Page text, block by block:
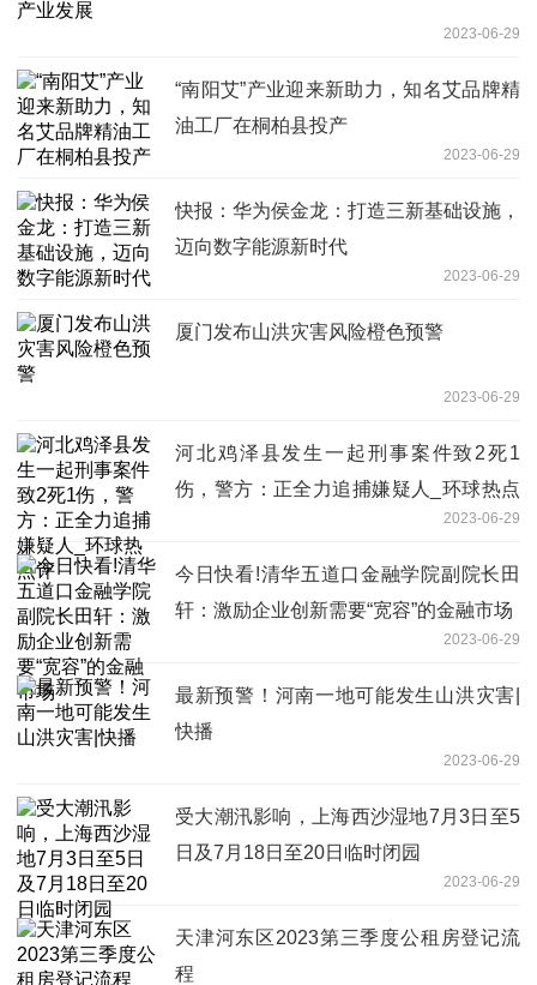
2023-06-29
“南阳艾”产业迎来新助力，知名艾品牌精
油工厂在桐柏县投产
2023-06-29
快报：华为侯金龙：打造三新基础设施，
迈向数字能源新时代
2023-06-29
厦门发布山洪灾害风险橙色预警
2023-06-29
河北鸡泽县发生一起刑事案件致2死1
伤，警方：正全力追捕嫌疑人_环球热点
2023-06-29
今日快看!清华五道口金融学院副院长田
轩：激励企业创新需要“宽容”的金融市场
2023-06-29
最新预警！河南一地可能发生山洪灾害|
快播
2023-06-29
受大潮汛影响，上海西沙湿地7月3日至5
日及7月18日至20日临时闭园
2023-06-29
天津河东区2023第三季度公租房登记流
程